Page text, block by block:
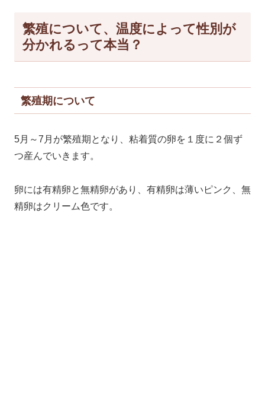
繁殖について、温度によって性別が
分かれるって本当？
繁殖期について
5月～7月が繁殖期となり、粘着質の卵を１度に２個ず
つ産んでいきます。
卵には有精卵と無精卵があり、有精卵は薄いピンク、無
精卵はクリーム色です。